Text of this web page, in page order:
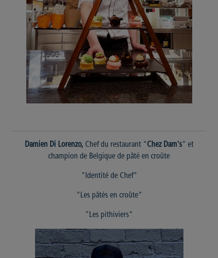
Damien Di Lorenzo,Chef du restaurant "Chez Dam's" et
champion de Belgique de pâté en croûte
"Identité de Chef"
"Les pâtés en croûte"
"Les pithiviers"